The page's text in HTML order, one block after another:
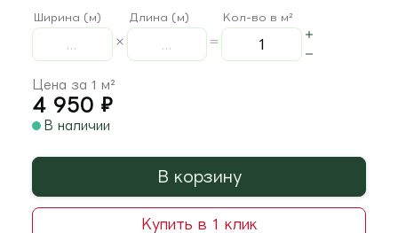
Ширина (м) Длина (м) Кол-во в м²
Цена за 1 м²
4 950 ₽
В наличии
В корзину
Купить в 1 клик